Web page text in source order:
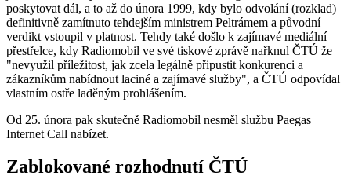
poskytovat dál, a to až do února 1999, kdy bylo odvolání (rozklad)
definitivně zamítnuto tehdejším ministrem Peltrámem a původní
verdikt vstoupil v platnost. Tehdy také došlo k zajímavé mediální
přestřelce, kdy Radiomobil ve své tiskové zprávě nařknul ČTÚ že
"nevyužil příležitost, jak zcela legálně připustit konkurenci a
zákazníkům nabídnout laciné a zajímavé služby", a ČTÚ odpovídal
vlastním ostře laděným prohlášením.
Od 25. února pak skutečně Radiomobil nesměl službu Paegas
Internet Call nabízet.
Zablokované rozhodnutí ČTÚ